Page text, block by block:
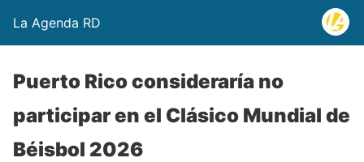
La Agenda RD
Puerto Rico consideraría no
participar en el Clásico Mundial de
Béisbol 2026